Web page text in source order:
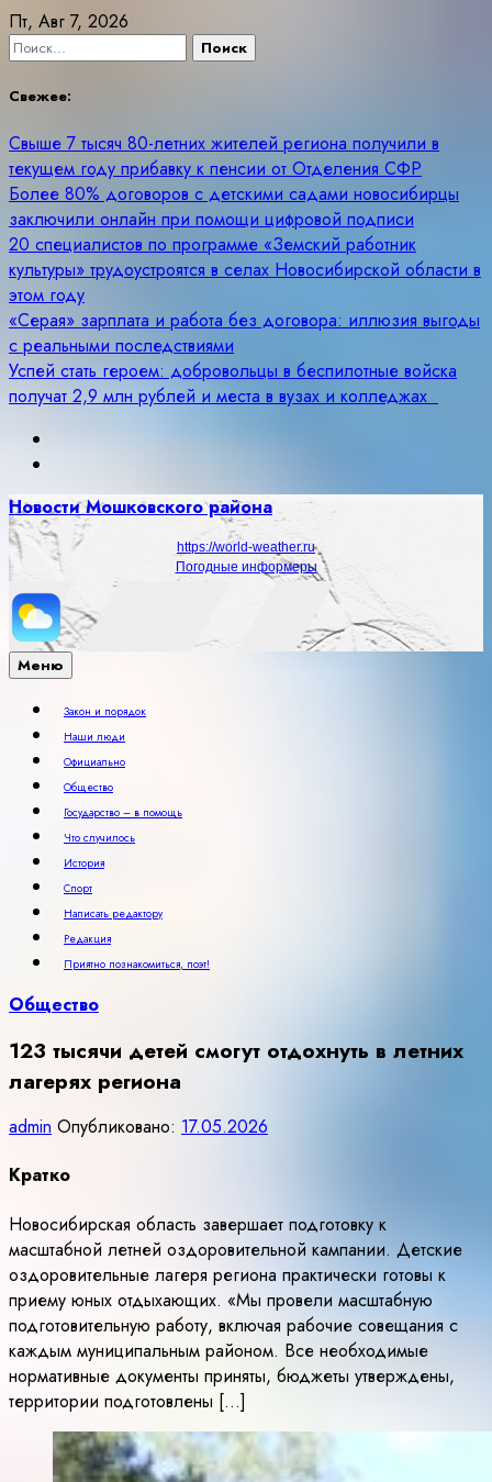
Skip
to
Пт, Авг 7, 2026
Найти:
Свежее:
Свыше 7 тысяч 80-летних жителей региона получили в
текущем году прибавку к пенсии от Отделения СФР
Более 80% договоров с детскими садами новосибирцы
заключили онлайн при помощи цифровой подписи
20 специалистов по программе «Земский работник
культуры» трудоустроятся в селах Новосибирской области в
этом году
«Серая» зарплата и работа без договора: иллюзия выгоды
с реальными последствиями
Успей стать героем: добровольцы в беспилотные войска
получат 2,9 млн рублей и места в вузах и колледжах
Новости Мошковского района
https://world-weather.ru
Погодные информеры
Меню
Закон и порядок
Наши люди
Официально
Общество
Государство – в помощь
Что случилось
История
Спорт
Написать редактору
Редакция
Приятно познакомиться, поэт!
Общество
123 тысячи детей смогут отдохнуть в летних
лагерях региона
admin Опубликовано: 17.05.2026
Кратко
Новосибирская область завершает подготовку к
масштабной летней оздоровительной кампании. Детские
оздоровительные лагеря региона практически готовы к
приему юных отдыхающих. «Мы провели масштабную
подготовительную работу, включая рабочие совещания с
каждым муниципальным районом. Все необходимые
нормативные документы приняты, бюджеты утверждены,
территории подготовлены […]